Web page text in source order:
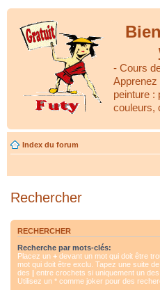
- Cours
Apprenez
peinture :
couleurs,
Index du forum
Rechercher
RECHERCHER
Recherche par mots-clés:
Placez un + devant un mot qui doit être
mot qui doit être exclu. Tapez une suite
des | entre crochets si uniquement un
Utilisez un * comme joker pour des